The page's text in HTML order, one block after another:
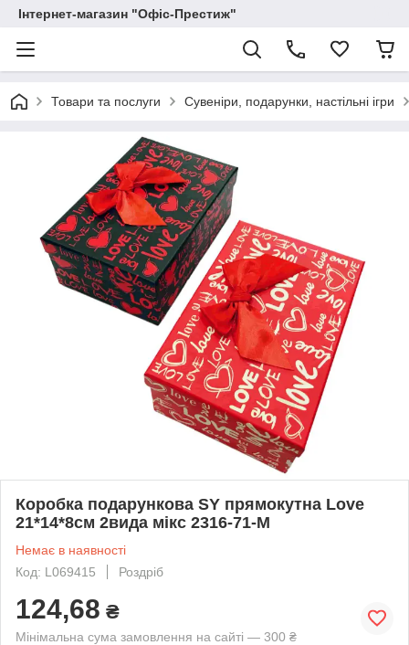
Інтернет-магазин "Офіс-Престиж"
Товари та послуги Сувеніри, подарунки, настільні ігри
Коробка подарункова SY прямокутна Love
21*14*8см 2вида мікс 2316-71-M
Немає в наявності
Код: L069415
Роздріб
124,68 ₴
Мінімальна сума замовлення на сайті — 300 ₴